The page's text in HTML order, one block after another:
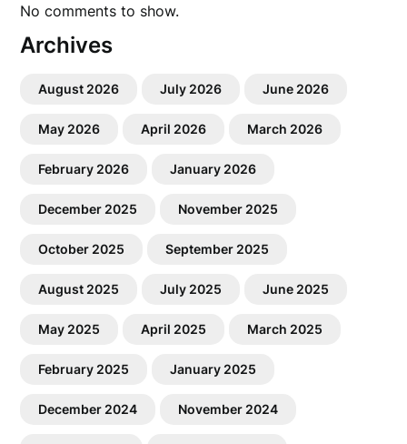
No comments to show.
Archives
August 2026 July 2026 June 2026
May 2026 April 2026 March 2026
February 2026 January 2026
December 2025 November 2025
October 2025 September 2025
August 2025 July 2025 June 2025
May 2025 April 2025 March 2025
February 2025 January 2025
December 2024 November 2024